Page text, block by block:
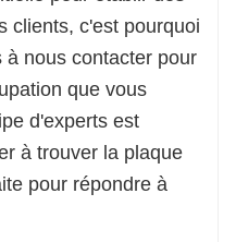
clients, c'est pourquoi
à nous contacter pour
que vous
d'experts est
à trouver la plaque
pour répondre à